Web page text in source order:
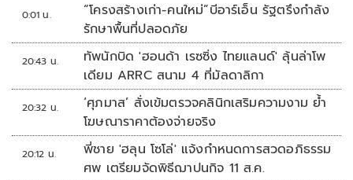
0:01 น.
“โครงสร้างเก่า-คนใหม่”บีอาร์เอ็น รัฐตรึงกำลัง
รักษาพื้นที่ปลอดภัย
20:43 น.
ทัพนักบิด 'ฮอนด้า เรซซิ่ง ไทยแลนด์' ลุ้นล่าโพ
เดียม ARRC สนาม 4 ที่มัลดาลิกา
20:32 น.
‘ศุภมาส’ สั่งเข้มตรวจคลินิกเสริมความงาม ย้ำ
โฆษณาราคาต้องจ่ายจริง
20:12 น.
พี่ชาย 'ฮลุน โซโล่' แจ้งกำหนดการสวดอภิธรรม
ศพ เตรียมจัดพิธีฌาปนกิจ 11 ส.ค.